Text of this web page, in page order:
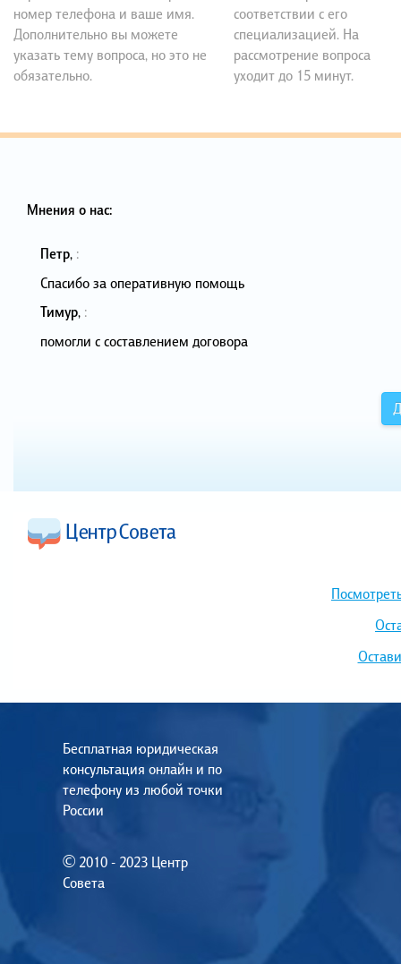
номер телефона и ваше имя.
Дополнительно вы можете
указать тему вопроса, но это не
обязательно.
соответствии с его
специализацией. На
рассмотрение вопроса
уходит до 15 минут.
Мнения о нас:
Петр, :
Спасибо за оперативную помощь
Тимур, :
помогли с составлением договора
Бесплатная юридическая
консультация онлайн и по
телефону из любой точки
России
© 2010 - 2023 Центр
Совета